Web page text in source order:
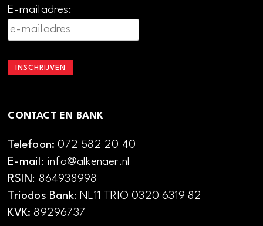
E-mailadres:
CONTACT EN BANK
Telefoon:072 582 20 40
E-mail: info@alkenaer.nl
RSIN: 864938998
Triodos Bank: NL11 TRIO 0320 6319 82
KVK: 89296737